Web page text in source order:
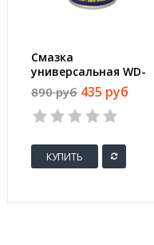
Смазка
универсальная WD-
40 100 мл
классическая (49001)
890 руб 435 руб
КУПИТЬ